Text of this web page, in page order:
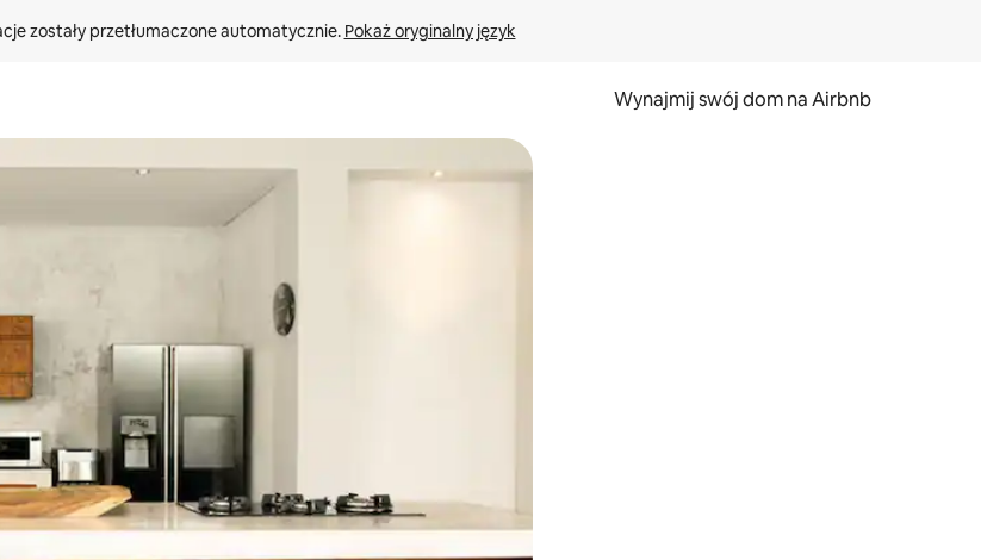
zostały przetłumaczone automatycznie. Pokaż oryginalny język
Wynajmij swój dom na Airbnb
klawiszy strzałek w górę i w dół lub przeglądać je za pomocą gestów dotykowych lub przesuwania.